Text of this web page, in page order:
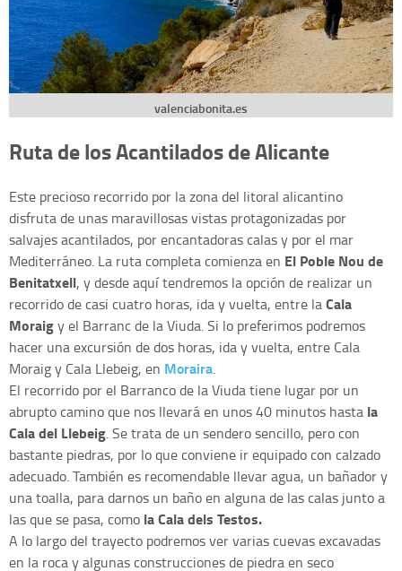
valenciabonita.es
Ruta de los Acantilados de Alicante
Este precioso recorrido por la zona del litoral alicantino
disfruta de unas maravillosas vistas protagonizadas por
salvajes acantilados, por encantadoras calas y por el mar
Mediterráneo. La ruta completa comienza en El Poble Nou de
Benitatxell, y desde aquí tendremos la opción de realizar un
recorrido de casi cuatro horas, ida y vuelta, entre laCala
Moraigy el Barranc de la Viuda. Si lo preferimos podremos
hacer una excursión de dos horas, ida y vuelta, entre Cala
Moraig y Cala Llebeig, en Moraira.
El recorrido por el Barranco de la Viuda tiene lugar por un
abrupto camino que nos llevará en unos 40 minutos hasta la
Cala del Llebeig. Se trata de un sendero sencillo, pero con
bastante piedras, por lo que conviene ir equipado con calzado
adecuado. También es recomendable llevar agua, un bañador y
una toalla, para darnos un baño en alguna de las calas junto a
las que se pasa, como la Cala dels Testos.
A lo largo del trayecto podremos ver varias cuevas excavadas
en la roca y algunas construcciones de piedra en seco